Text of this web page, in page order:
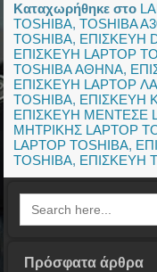
Καταχωρήθηκε στο
TOSHIBA,TOSHIBA
TOSHIBA, ΕΠΙΣΚΕΥΗ
ΕΠΙΣΚΕΥΗ LAPTOP
TOSHIBA ΑΘΗΝΑ,
ΕΠΙΣΚΕΥΗ LAPTOP
TOSHIBA, ΕΠΙΣΚΕΥΗ
ΕΠΙΣΚΕΥΗ ΜΕΝΤΕΣΕ
ΜΗΤΡΙΚΗΣ LAPTOP
LAPTOP TOSHIBA,
TOSHIBA, ΕΠΙΣΚΕΥΗ
Search
for:
Πρόσφατα άρθρα